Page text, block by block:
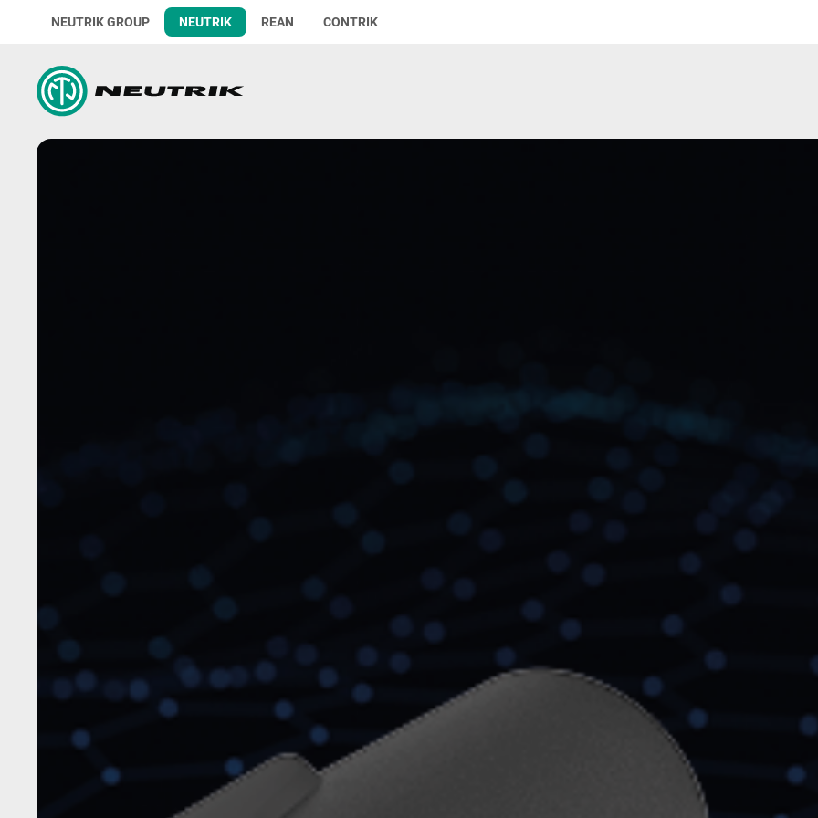
NEUTRIK GROUP NEUTRIK REAN CONTRIK